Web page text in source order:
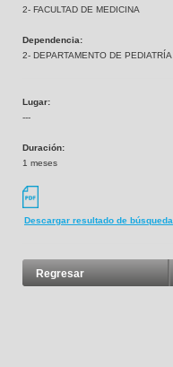
2- FACULTAD DE MEDICINA
Dependencia:
2- DEPARTAMENTO DE PEDIATRÍA
Lugar:
---
Duración:
1 meses
Descargar resultado de búsqueda
Regresar